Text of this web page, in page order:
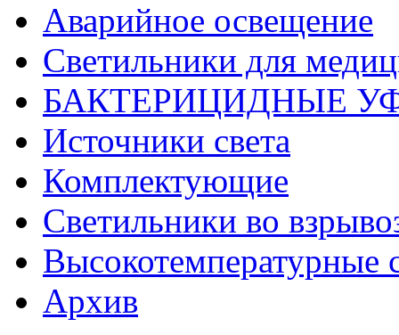
Аварийное освещение
Светильники для
БАКТЕРИЦИДНЫЕ
Источники света
Комплектующие
Светильники во
Высокотемпературные
Архив